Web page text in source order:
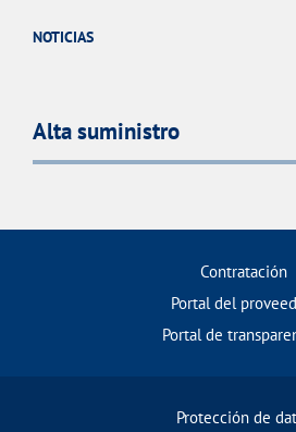
NOTICIAS
Alta suministro
Contratación
Portal del
Portal de
Protección de